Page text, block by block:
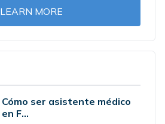
LEARN MORE
Cómo ser asistente médico
en F...